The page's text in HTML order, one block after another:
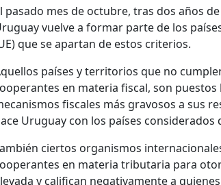
pasado mes de octubre, tras dos años
vuelve a formar parte de los
que se apartan de estos criterios.
países y territorios que no
en materia fiscal, son
fiscales más gravosos a sus
Uruguay con los países considerados
ciertos organismos
en materia tributaria para
y califican negativamente a